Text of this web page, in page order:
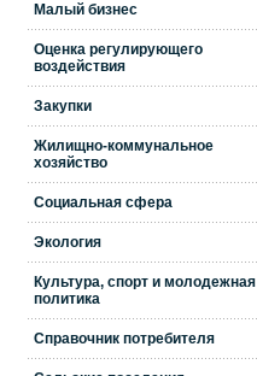
Малый бизнес
Оценка регулирующего
воздействия
Закупки
Жилищно-коммунальное
хозяйство
Социальная сфера
Экология
Культура, спорт и молодежная
политика
Справочник потребителя